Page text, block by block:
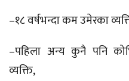
–१८ वर्षभन्दा कम उमेरका
–पहिला अन्य कुनै पनि
व्यक्ति,